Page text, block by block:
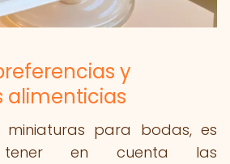
y
alimenticias
miniaturas para bodas, es
tener en cuenta las